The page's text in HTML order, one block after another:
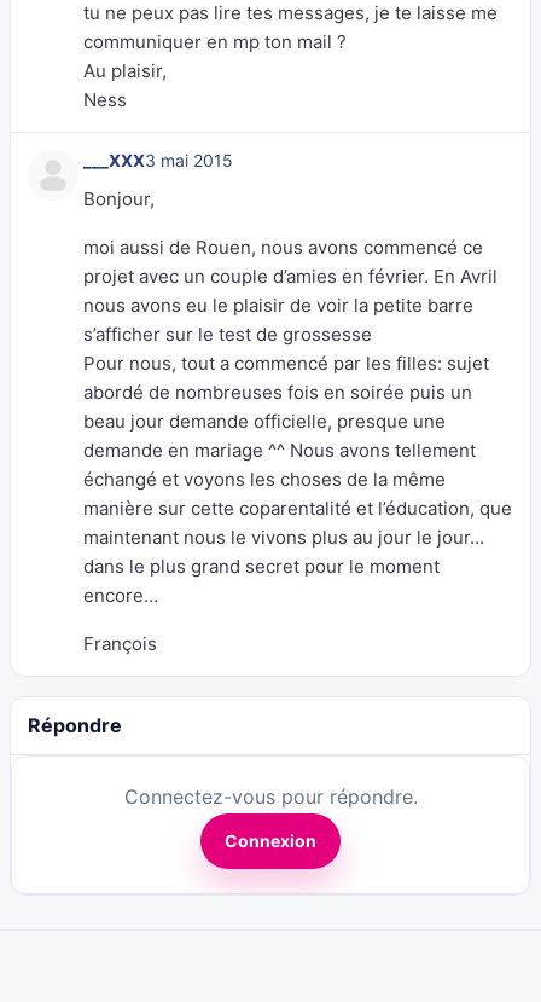
tu ne peux pas lire tes messages, je te laisse me
communiquer en mp ton mail ?
Au plaisir,
Ness
___XXX3 mai 2015
Bonjour,
moi aussi de Rouen, nous avons commencé ce
projet avec un couple d’amies en février. En Avril
nous avons eu le plaisir de voir la petite barre
s’afficher sur le test de grossesse
Pour nous, tout a commencé par les filles: sujet
abordé de nombreuses fois en soirée puis un
beau jour demande officielle, presque une
demande en mariage ^^ Nous avons tellement
échangé et voyons les choses de la même
manière sur cette coparentalité et l’éducation, que
maintenant nous le vivons plus au jour le jour…
dans le plus grand secret pour le moment
encore…
François
Répondre
Connectez-vous pour répondre.
Connexion